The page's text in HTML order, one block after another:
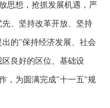
思想，抢抓发展机遇，严
、坚持改革开放、坚持
的"保持经济发展、社会
良好的区位、基础设
，为圆满完成"十一五"规